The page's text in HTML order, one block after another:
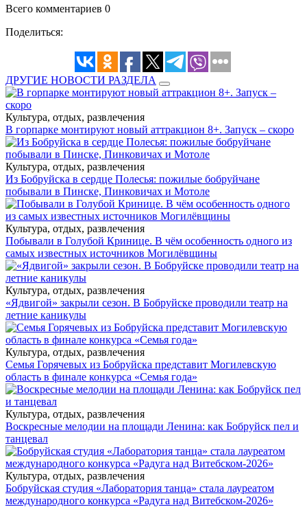
Всего комментариев 0
Поделиться:
ДРУГИЕ НОВОСТИ РАЗДЕЛА
Культура, отдых, развлечения
В горпарке монтируют новый аттракцион 8+. Запуск – скоро
Культура, отдых, развлечения
Из Бобруйска в сердце Полесья: пожилые бобруйчане
побывали в Пинске, Пинковичах и Мотоле
Культура, отдых, развлечения
Побывали в Голубой Кринице. В чём особенность одного из
самых известных источников Могилёвщины
Культура, отдых, развлечения
«Ядвигой» закрыли сезон. В Бобруйске проводили театр на
летние каникулы
Культура, отдых, развлечения
Семья Горячевых из Бобруйска представит Могилевскую
область в финале конкурса «Семья года»
Культура, отдых, развлечения
Воскресные мелодии на площади Ленина: как Бобруйск пел и
танцевал
Культура, отдых, развлечения
Бобруйская студия «Лаборатория танца» стала лауреатом
международного конкурса «Радуга над Витебском-2026»